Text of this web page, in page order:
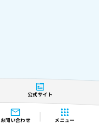
お問い合わせ メニュー
公式サイト